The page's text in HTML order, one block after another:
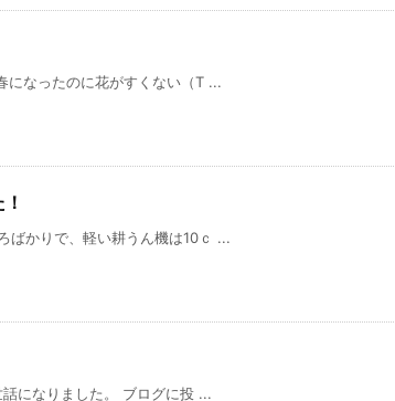
になったのに花がすくない（T ...
ばかりで、軽い耕うん機は10ｃ ...
になりました。 ブログに投 ...